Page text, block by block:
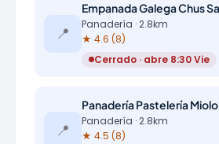
📍
Panadería · 2.8km
★ 4.6 (8)
Cerrado · abre 8:30 Vie
📍
Panadería Pastelería Miolo
Panadería · 2.8km
★ 4.5 (8)